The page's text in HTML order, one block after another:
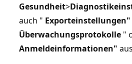
Gesundheit>
auch " Exporteinstellungen"
Überwachungsprotokolle "
Anmeldeinformationen"